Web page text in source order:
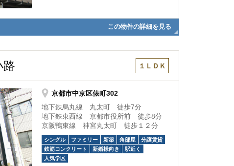
この物件の詳細を見る
１ＬＤＫ
京都市中京区俵町302
地下鉄烏丸線 丸太町 徒歩7分
地下鉄東西線 京都市役所前 徒歩8分
京阪鴨東線 神宮丸太町 徒歩１２分
シングル ファミリー 新築 角部屋
分譲賃貸
鉄筋コンクリート
新婚様向き
駅近く
人気学区